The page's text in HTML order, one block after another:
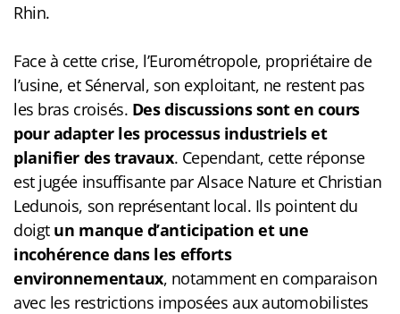
Rhin.
Face à cette crise, l’Eurométropole, propriétaire de
l’usine, et Sénerval, son exploitant, ne restent pas
les bras croisés. Des discussions sont en cours
pour adapter les processus industriels et
planifier des travaux. Cependant, cette réponse
est jugée insuffisante par Alsace Nature et Christian
Ledunois, son représentant local. Ils pointent du
doigt un manque d’anticipation et une
incohérence dans les efforts
environnementaux, notamment en comparaison
avec les restrictions imposées aux automobilistes